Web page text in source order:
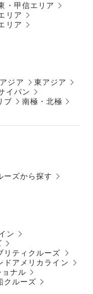
・甲信エリア
リア
リア
アジア
東アジア
イパン
ブ 南極・北極
ーズから探す
ン
リティクルーズ
ドアメリカライン
ナル
クルーズ